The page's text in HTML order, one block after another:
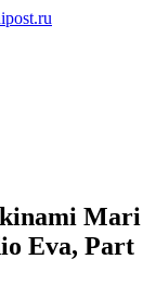
Mari
Eva, Part